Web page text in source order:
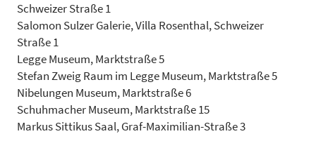
Schweizer Straße 1
Salomon Sulzer Galerie, Villa Rosenthal, Schweizer
Straße 1
Legge Museum, Marktstraße 5
Stefan Zweig Raum im Legge Museum, Marktstraße 5
Nibelungen Museum, Marktstraße 6
Schuhmacher Museum, Marktstraße 15
Markus Sittikus Saal, Graf-Maximilian-Straße 3